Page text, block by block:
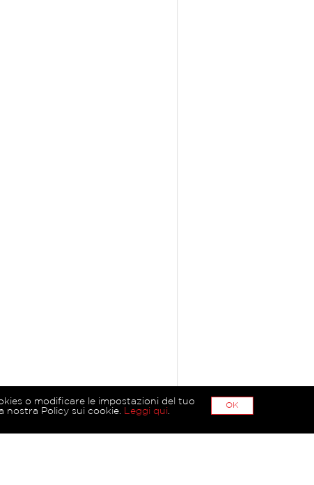
OK
o modificare le impostazioni del tuo
nostra Policy sui cookie.
Leggi qui